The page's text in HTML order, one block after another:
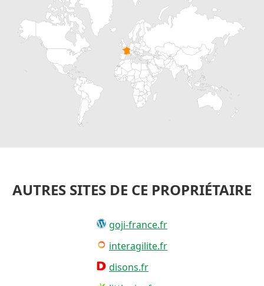
AUTRES SITES DE CE PROPRIÉTAIRE
goji-france.fr
interagilite.fr
disons.fr